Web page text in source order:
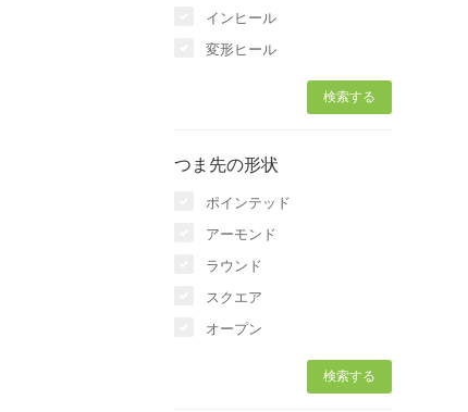
インヒール
変形ヒール
つま先の形状
ポインテッド
アーモンド
ラウンド
スクエア
オープン